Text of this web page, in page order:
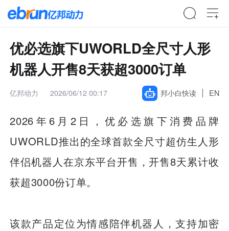
优必选旗下UWORLD全尺寸人形
机器人开售8天获超3000订单
亿邦动力 2026/06/12 00:17 邦小白快读 EN
2026年6月2日，优必选旗下消费品牌
UWORLD推出的全球首款全尺寸超仿生人形
伴侣机器人在京东平台开售，开售8天累计收
获超3000份订单。
该款产品定位为情感陪伴机器人，支持加密